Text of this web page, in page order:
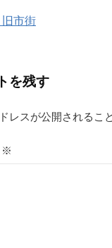
旧市街
を残す
レスが公開されるこ
※